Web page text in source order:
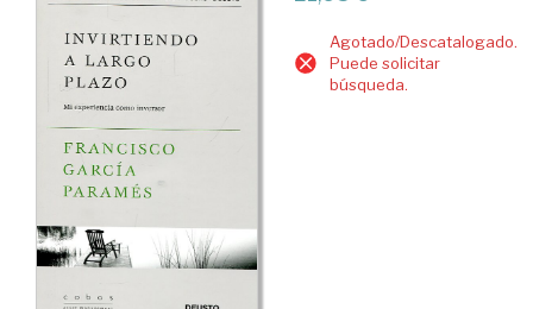
Agotado/Descatalogado.
Puede solicitar
búsqueda.